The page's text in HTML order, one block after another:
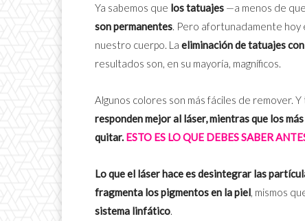
Ya sabemos que los tatuajes —a menos de
son permanentes. Pero afortunadamente hoy
nuestro cuerpo. La eliminación de tatuajes
resultados son, en su mayoría, magníficos.
Algunos colores son más fáciles de remover.
responden mejor al láser, mientras que los
quitar. ESTO ES LO QUE DEBES SABER
Lo que el láser hace es desintegrar las
fragmenta los pigmentos en la piel, mismos
sistema linfático.